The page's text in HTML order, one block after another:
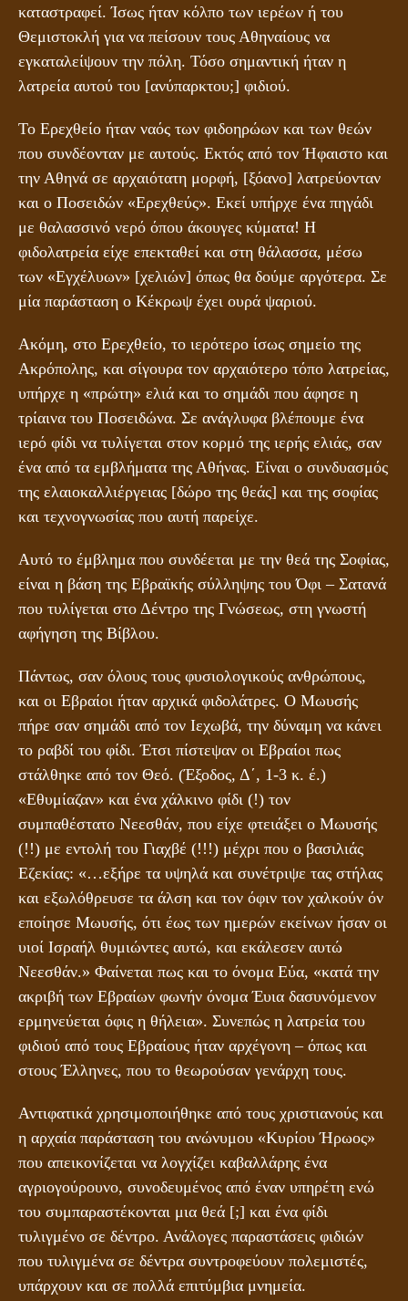
καταστραφεί. Ίσως ήταν κόλπο των ιερέων ή του
Θεμιστοκλή για να πείσουν τους Αθηναίους να
εγκαταλείψουν την πόλη. Τόσο σημαντική ήταν η
λατρεία αυτού του [ανύπαρκτου;] φιδιού.
Το Ερεχθείο ήταν ναός των φιδοηρώων και των θεών
που συνδέονταν με αυτούς. Εκτός από τον Ήφαιστο και
την Αθηνά σε αρχαιότατη μορφή, [ξόανο] λατρεύονταν
και ο Ποσειδών «Ερεχθεύς». Εκεί υπήρχε ένα πηγάδι
με θαλασσινό νερό όπου άκουγες κύματα! Η
φιδολατρεία είχε επεκταθεί και στη θάλασσα, μέσω
των «Εγχέλυων» [χελιών] όπως θα δούμε αργότερα. Σε
μία παράσταση ο Κέκρωψ έχει ουρά ψαριού.
Ακόμη, στο Ερεχθείο, το ιερότερο ίσως σημείο της
Ακρόπολης, και σίγουρα τον αρχαιότερο τόπο λατρείας,
υπήρχε η «πρώτη» ελιά και το σημάδι που άφησε η
τρίαινα του Ποσειδώνα. Σε ανάγλυφα βλέπουμε ένα
ιερό φίδι να τυλίγεται στον κορμό της ιερής ελιάς, σαν
ένα από τα εμβλήματα της Αθήνας. Είναι ο συνδυασμός
της ελαιοκαλλιέργειας [δώρο της θεάς] και της σοφίας
και τεχνογνωσίας που αυτή παρείχε.
Αυτό το έμβλημα που συνδέεται με την θεά της Σοφίας,
είναι η βάση της Εβραϊκής σύλληψης του Όφι – Σατανά
που τυλίγεται στο Δέντρο της Γνώσεως, στη γνωστή
αφήγηση της Βίβλου.
Πάντως, σαν όλους τους φυσιολογικούς ανθρώπους,
και οι Εβραίοι ήταν αρχικά φιδολάτρες. Ο Μωυσής
πήρε σαν σημάδι από τον Ιεχωβά, την δύναμη να κάνει
το ραβδί του φίδι. Έτσι πίστεψαν οι Εβραίοι πως
στάλθηκε από τον Θεό. (Έξοδος, Δ΄, 1-3 κ. έ.)
«Εθυμίαζαν» και ένα χάλκινο φίδι (!) τον
συμπαθέστατο Νεεσθάν, που είχε φτειάξει ο Μωυσής
(!!) με εντολή του Γιαχβέ (!!!) μέχρι που ο βασιλιάς
Εζεκίας: «…εξήρε τα υψηλά και συνέτριψε τας στήλας
και εξωλόθρευσε τα άλση και τον όφιν τον χαλκούν όν
εποίησε Μωυσής, ότι έως των ημερών εκείνων ήσαν οι
υιοί Ισραήλ θυμιώντες αυτώ, και εκάλεσεν αυτώ
Νεεσθάν.» Φαίνεται πως και το όνομα Εύα, «κατά την
ακριβή των Εβραίων φωνήν όνομα Έυια δασυνόμενον
ερμηνεύεται όφις η θήλεια». Συνεπώς η λατρεία του
φιδιού από τους Εβραίους ήταν αρχέγονη – όπως και
στους Έλληνες, που το θεωρούσαν γενάρχη τους.
Αντιφατικά χρησιμοποιήθηκε από τους χριστιανούς και
η αρχαία παράσταση του ανώνυμου «Κυρίου Ήρωος»
που απεικονίζεται να λογχίζει καβαλλάρης ένα
αγριογούρουνο, συνοδευμένος από έναν υπηρέτη ενώ
του συμπαραστέκονται μια θεά [;] και ένα φίδι
τυλιγμένο σε δέντρο. Ανάλογες παραστάσεις φιδιών
που τυλιγμένα σε δέντρα συντροφεύουν πολεμιστές,
υπάρχουν και σε πολλά επιτύμβια μνημεία.